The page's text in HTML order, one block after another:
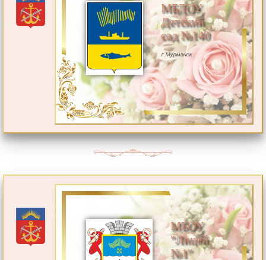
МБДОУ
Детский
сад №140
г.Мурманск
МБОУ
"Лицей
№1"